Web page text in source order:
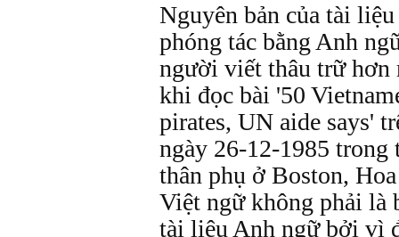
Nguyên bản của tài
phóng tác bằng Anh
người viết thâu trữ hơn
khi đọc bài '50
pirates, UN aide says'
ngày 26-12-1985
thân phụ ở Boston,
Việt ngữ không phải là
tài liệu Anh ngữ bởi vì